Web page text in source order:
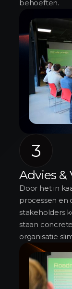
behoeften.
Advies &
Door het in
processen en
stakeholders
staan
organisatie
3